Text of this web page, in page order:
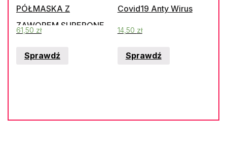
PÓŁMASKA Z
ZAWOREM SUPERONE
61,50 zł
Sprawdź
Covid19 Anty Wirus
14,50 zł
Sprawdź